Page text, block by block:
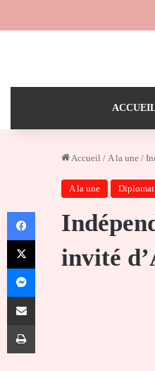
Accueil / A la une /
A la une
invité
Facebook
X
Messenger
Partager par email